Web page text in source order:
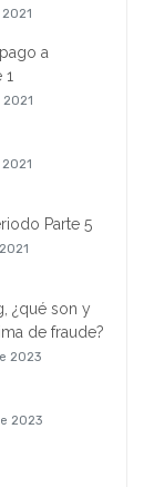
a
Parte 5
¿qué son y
de fraude?
2023
2023